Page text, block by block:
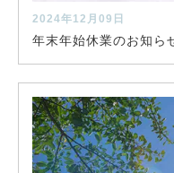
2024年12月09日
年末年始休業のお知ら